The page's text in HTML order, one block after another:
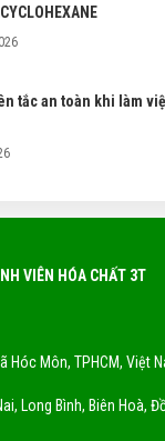
tắc an toàn khi làm
Dung Môi Thân Thiện
VIÊN HÓA CHẤT 3T
Hóc Môn, TPHCM, Việt
Long Bình, Biên Hoà,